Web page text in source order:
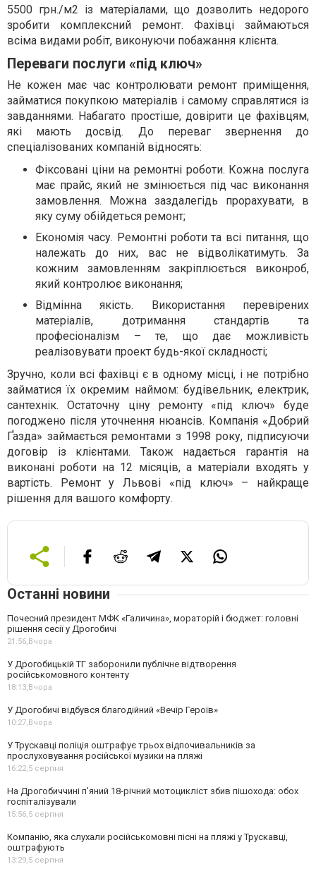
5500 грн./м2 із матеріалами, що дозволить недорого
зробити комплексний ремонт. Фахівці займаються
всіма видами робіт, виконуючи побажання клієнта.
Переваги послуги «під ключ»
Не кожен має час контролювати ремонт приміщення,
займатися покупкою матеріалів і самому справлятися із
завданнями. Набагато простіше, довірити це фахівцям,
які мають досвід. До переваг звернення до
спеціалізованих компаній відносять:
Фіксовані ціни на ремонтні роботи. Кожна послуга
має прайс, який не змінюється під час виконання
замовлення. Можна заздалегідь прорахувати, в
яку суму обійдеться ремонт;
Економія часу. Ремонтні роботи та всі питання, що
належать до них, вас не відволікатимуть. За
кожним замовленням закріплюється виконроб,
який контролює виконання;
Відмінна якість. Використання перевірених
матеріалів, дотримання стандартів та
професіоналізм – те, що дає можливість
реалізовувати проект будь-якої складності;
Зручно, коли всі фахівці є в одному місці, і не потрібно
займатися їх окремим наймом: будівельник, електрик,
сантехнік. Остаточну ціну ремонту «під ключ» буде
погоджено після уточнення нюансів. Компанія «Добрий
Ґазда» займається ремонтами з 1998 року, підписуючи
договір із клієнтами. Також надається гарантія на
виконані роботи на 12 місяців, а матеріали входять у
вартість. Ремонт у Львові «під ключ» – найкраще
рішення для вашого комфорту.
Останні новини
Почесний президент МФК «Галичина», мораторій і бюджет: головні
рішення сесії у Дрогобичі
21:56,Вчора
У Дрогобицькій ТГ заборонили публічне відтворення
російськомовного контенту
18:13,Вчора
У Дрогобичі відбувся благодійний «Вечір Героїв»
10:27,Вчора
У Трускавці поліція оштрафує трьох відпочивальників за
прослуховування російської музики на пляжі
16:22,5 серпня
На Дрогобиччині п'яний 18-річний мотоцикліст збив пішохода: обох
госпіталізували
15:56,5 серпня
Компанію, яка слухали російськомовні пісні на пляжі у Трускавці,
оштрафують
13:29,5 серпня